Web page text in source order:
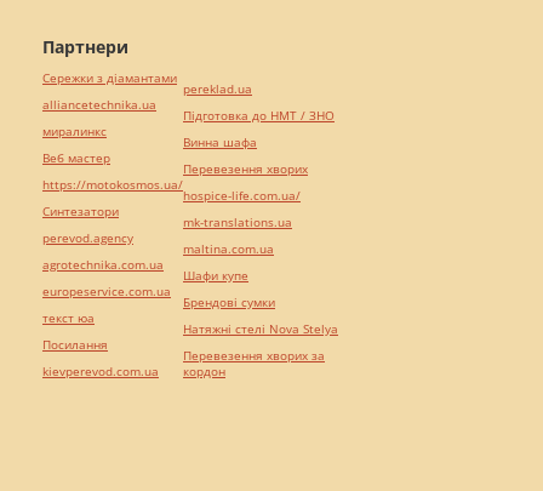
Партнери
Сережки з діамантами
alliancetechnika.ua
миралинкс
Веб мастер
https://motokosmos.ua/
Синтезатори
perevod.agency
agrotechnika.com.ua
europeservice.com.ua
текст юа
Посилання
kievperevod.com.ua
pereklad.ua
Підготовка до НМТ / ЗНО
Винна шафа
Перевезення хворих
hospice-life.com.ua/
mk-translations.ua
maltina.com.ua
Шафи купе
Брендові сумки
Натяжні стелі Nova Stelya
Перевезення хворих за
кордон